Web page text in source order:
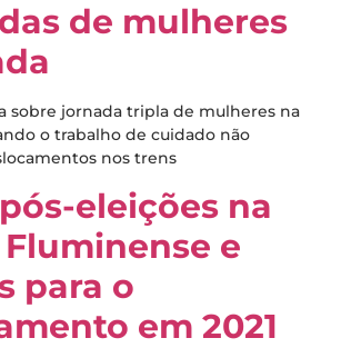
de mulheres
sobre jornada tripla de mulheres na
o trabalho de cuidado não
nos trens
eleições na
e
para o
em 2021